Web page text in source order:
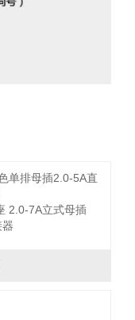
单排母插2.0-5A直
2.0-7A立式母插